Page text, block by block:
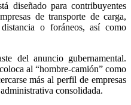
diseñado para contribuyentes
de transporte de carga,
o foráneos, así como
del anuncio gubernamental.
al “hombre-camión” como
más al perfil de empresas
consolidada.